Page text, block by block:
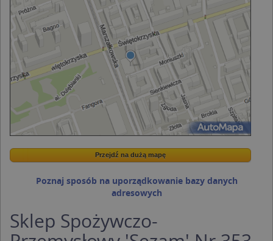
Wstaw tę mapkę na swoją stronę
Przejdź na dużą mapę
Przejdź na dużą mapę
Poznaj sposób na uporządkowanie bazy danych
adresowych
Sklep Spożywczo-